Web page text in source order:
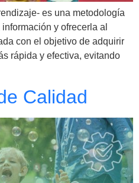
es una metodología
y ofrecerla al
con el objetivo de adquirir
rápida y efectiva, evitando
Calidad